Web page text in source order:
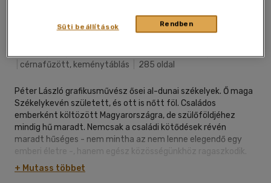
cérnafűzött, keménytáblás 285 oldal
Péter László grafikusművész ősei al-dunai székelyek. Ő maga
Székelykevén született, és ott is nőtt föl. Családos
emberként költözött Magyarországra, de szülőföldjéhez
mindig hű maradt. Nemcsak a családi kötődések révén
maradt hűséges - nem mintha az nem lenne elegendő egy
emberi életre -, hanem egész közösségünkhöz ragaszkodik.
Ez az odafigyelés, szeretetteljes számontartás sugárzik
minden tettéből, gesztusából, művészi alkotásaiból, emberi
+ Mutass többet
Rendben
Süti beállítások